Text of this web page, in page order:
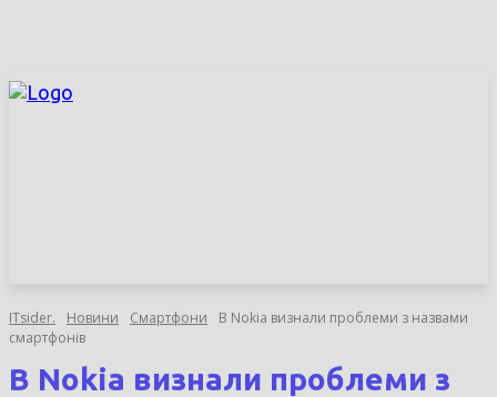
ITsider. Новини Смартфони
В Nokia визнали проблеми з назвами
смартфонів
В Nokia визнали проблеми з